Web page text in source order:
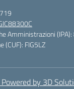
Amministrazioni
(CUF): FIG5LZ
by 3D